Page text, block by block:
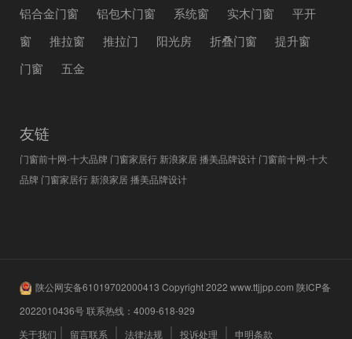
铝合金门窗
铝包木门窗 系统窗 实木门窗
平开
窗
推拉窗 推拉门 阳光房 折叠门窗
提升窗
门窗
五金
友链
门窗前十网-十大品牌 门窗家居行 新浪家居播美品牌设计 门窗前十网-十大
品牌 门窗家居行 新浪家居播美品牌设计
陕公网安备61019702000413 Copyright 2022 www.ttjjpp.com 陕ICP备
2022010436号联系热线： 4009-618-929
关于我们
留言联系 法律法规 投诉处理 申明条款